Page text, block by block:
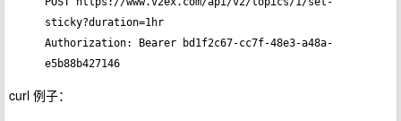
sticky?duration=1hr
Authorization: Bearer bd1f2c67-cc7f-48e3-a48a-
curl 例子：